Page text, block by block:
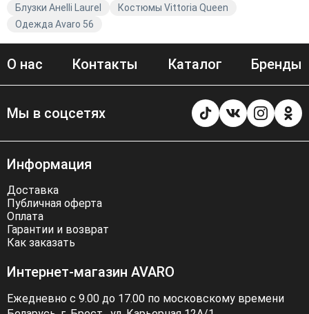
одеждой от Avaro.
Блузки Анelli Laurel
Костюмы Vittoria Queen
Одежда Avaro 56
О нас Контакты Каталог Бренды
Мы в соцсетях
Информация
Доставка
Публичная оферта
Оплата
Гарантии и возврат
Как заказать
Интернет-магазин AVARO
Ежедневно с 9.00 до 17.00 по московскому времени